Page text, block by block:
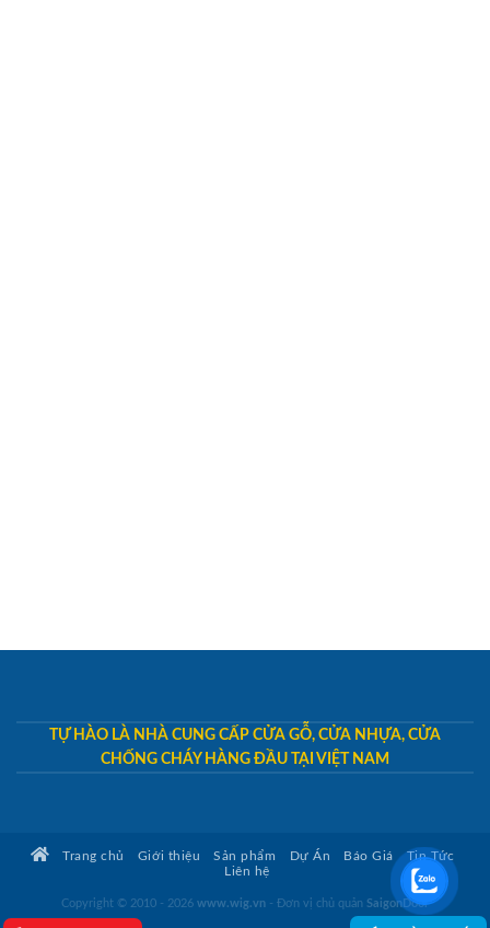
TỰ HÀO LÀ NHÀ CUNG CẤP CỬA GỖ, CỬA NHỰA, CỬA
CHỐNG CHÁY HÀNG ĐẦU TẠI VIỆT NAM
Trang chủ Giới thiệu Sản phẩm Dự Án Báo Giá
Tin Tức
Liên hệ
Copyright © 2010 - 2026 www.wig.vn - Đơn vị chủ quản SaigonDoor